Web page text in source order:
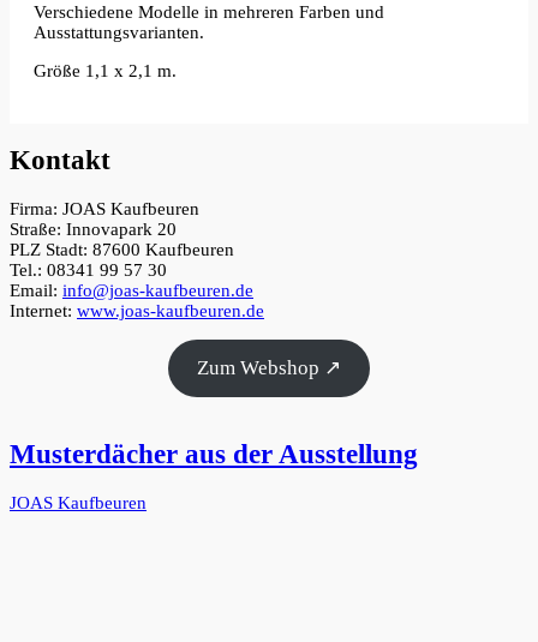
Verschiedene Modelle in mehreren Farben und
Ausstattungsvarianten.
Größe 1,1 x 2,1 m.
Kontakt
Firma: JOAS Kaufbeuren
Straße: Innovapark 20
PLZ Stadt: 87600 Kaufbeuren
Tel.: 08341 99 57 30
Email: info@joas-kaufbeuren.de
Internet: www.joas-kaufbeuren.de
Zum Webshop ↗
Musterdächer aus der Ausstellung
JOAS Kaufbeuren